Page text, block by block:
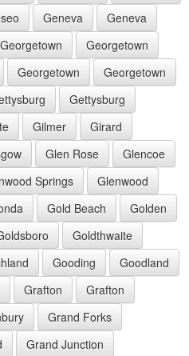
Geneva
Geneva
Georgetown
Georgetown
Georgetown
Georgetown
Gettysburg
Gilmer
Girard
Glen Rose
Glencoe
Springs
Glenwood
Gold Beach
Golden
Goldthwaite
Gooding
Goodland
Grafton
Grafton
Grand Forks
Grand Junction